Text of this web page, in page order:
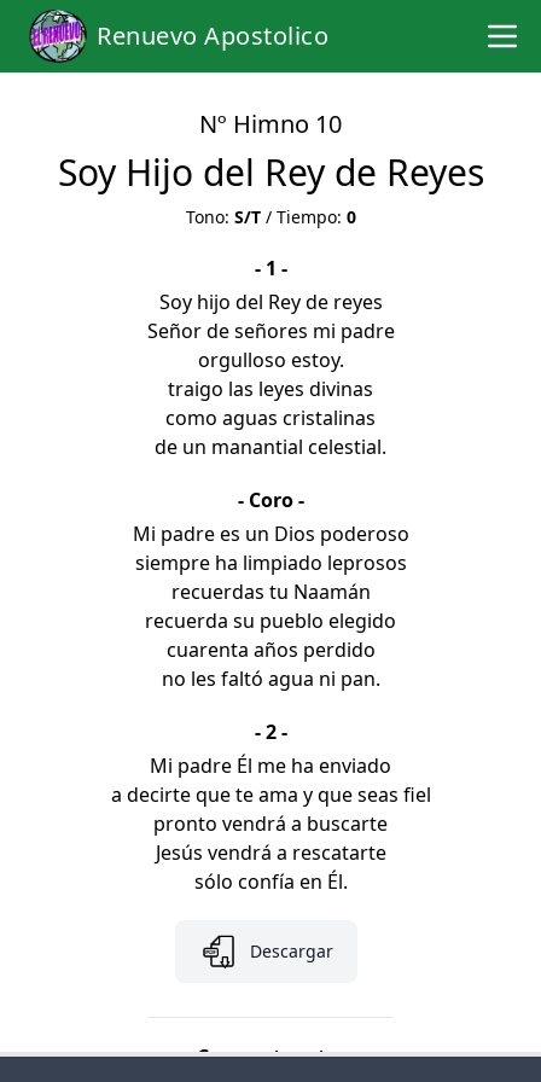
Renuevo Apostolico
Nº Himno 10
Soy Hijo del Rey de Reyes
Tono: S/T/ Tiempo: 0
- 1 -
Soy hijo del Rey de reyes
Señor de señores mi padre
orgulloso estoy.
traigo las leyes divinas
como aguas cristalinas
de un manantial celestial.
- Coro -
Mi padre es un Dios poderoso
siempre ha limpiado leprosos
recuerdas tu Naamán
recuerda su pueblo elegido
cuarenta años perdido
no les faltó agua ni pan.
- 2 -
Mi padre Él me ha enviado
a decirte que te ama y que seas fiel
pronto vendrá a buscarte
Jesús vendrá a rescatarte
sólo confía en Él.
Descargar
Comparte esto: